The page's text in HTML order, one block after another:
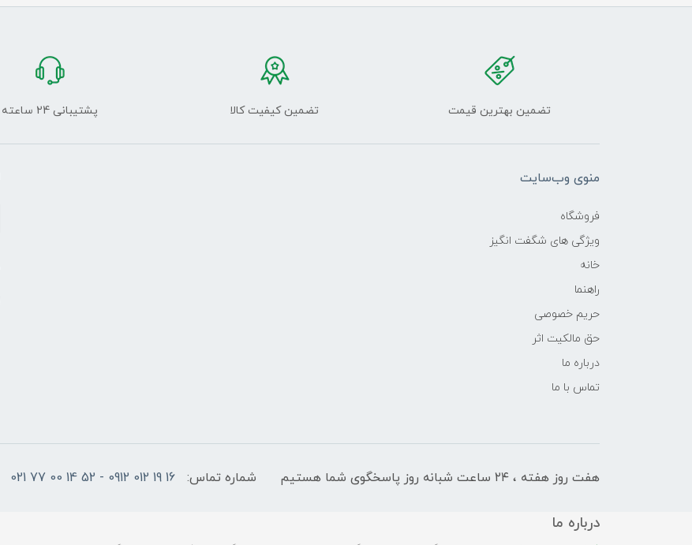
تضمین بهترین قیمت تضمین کیفیت کالا پشتیبانی 24 ساعته
منوی وب‌سایت
فروشگاه
ویژگی های شگفت انگیز
خانه
راهنما
حریم خصوصی
حق مالکیت اثر
درباره ما
تماس با ما
هفت روز هفته ، ۲۴ ساعت شبانه‌ روز پاسخگوی شما هستیم شماره تماس: 16 19 012 0912 - 52 14 00 77 021
درباره ما